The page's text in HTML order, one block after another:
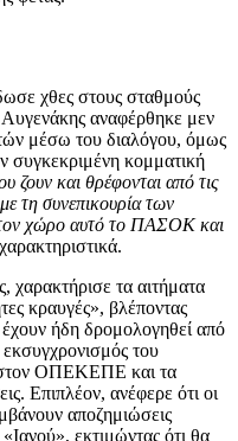
χθες στους σταθμούς
αναφέρθηκε μεν
μέσω του διαλόγου, όμως
συγκεκριμένη κομματική
ζουν και θρέφονται από τις
τη συνεπικουρία των
χώρο αυτό το ΠΑΣΟΚ και
χαρακτήρισε τα αιτήματα
κραυγές», βλέποντας
ήδη δρομολογηθεί από
του
στον ΟΠΕΚΕΠΕ και τα
Επιπλέον, ανέφερε ότι οι
αποζημιώσεις
εκτιμώντας ότι θα